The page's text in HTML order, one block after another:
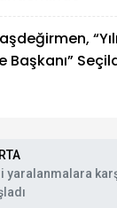
Başkanı”
yaralanmalara